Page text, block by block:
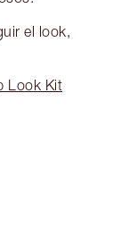
el look,
Look Kit